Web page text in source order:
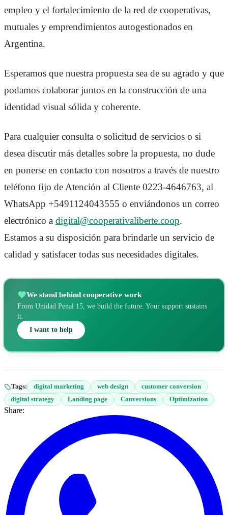
empleo y el fortalecimiento de la red de cooperativas,
mutuales y emprendimientos autogestionados en
Argentina.
Esperamos que nuestra propuesta sea de su agrado y que
podamos colaborar juntos en la construcción de una
identidad visual sólida y coherente.
Para cualquier consulta o solicitud de servicios o si
desea discutir más detalles sobre la propuesta, no dude
en ponerse en contacto con nosotros a través de nuestro
teléfono fijo de Atención al Cliente 0223-4646763, al
WhatsApp +5491124043555 o enviándonos un correo
electrónico a digital@cooperativaliberte.coop.
Estamos a su disposición para brindarle un servicio de
calidad y satisfacer todas sus necesidades digitales.
We stand behind cooperative work
From Unidad Penal 15, we build the future. Your support sustains
it.
I want to help
Tags: digital marketing web design
customer conversion
digital strategy
Landing page Conversions Optimization
Share: